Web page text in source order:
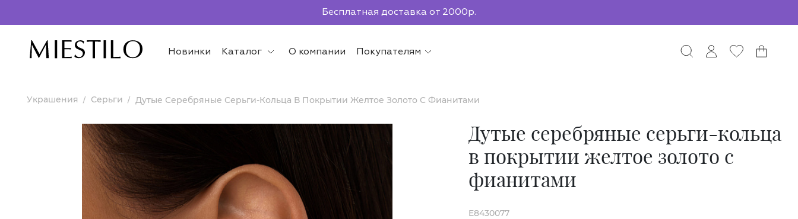
По всей России до ПВЗ СДЭК
Новинки Каталог О компании Покупателям
Украшения Серьги Дутые Серебряные Серьги-Кольца В Покрытии Желтое Золото С Фианитами
Дутые серебряные серьги-кольца
в покрытии желтое золото с
фианитами
E8430077